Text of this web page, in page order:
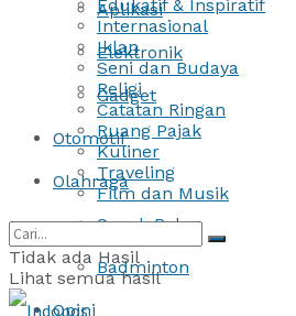
Aplikasi
Elektronik
Gadget
Otomotif
Olahraga
Sepak Bola
Badminton
Opini
Edukatif & Inspiratif
Internasional
Iklan
Seni dan Budaya
Religi
Catatan Ringan
Ruang Pajak
Kuliner
Traveling
Film dan Musik
Tidak ada Hasil
Lihat semua hasil